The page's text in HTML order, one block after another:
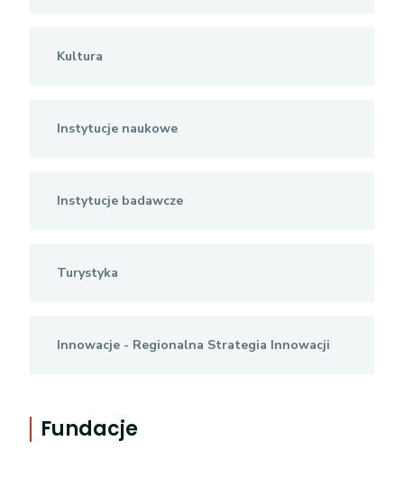
Kultura
Instytucje naukowe
Instytucje badawcze
Turystyka
Innowacje - Regionalna Strategia Innowacji
Fundacje